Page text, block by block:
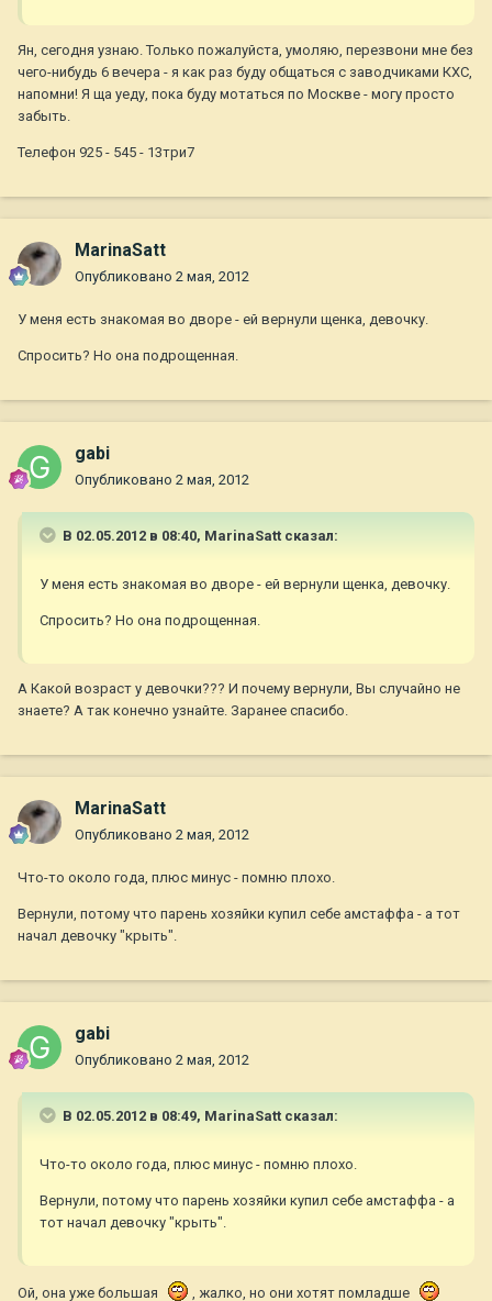
Ян, сегодня узнаю. Только пожалуйста, умоляю, перезвони мне без
чего-нибудь 6 вечера - я как раз буду общаться с заводчиками КХС,
напомни! Я ща уеду, пока буду мотаться по Москве - могу просто
забыть.
Телефон 925 - 545 - 13три7
MarinaSatt
Опубликовано 2 мая, 2012
У меня есть знакомая во дворе - ей вернули щенка, девочку.
Спросить? Но она подрощенная.
gabi
Опубликовано 2 мая, 2012
В 02.05.2012 в 08:40, MarinaSatt сказал:
У меня есть знакомая во дворе - ей вернули щенка, девочку.
Спросить? Но она подрощенная.
А Какой возраст у девочки??? И почему вернули, Вы случайно не
знаете? А так конечно узнайте. Заранее спасибо.
MarinaSatt
Опубликовано 2 мая, 2012
Что-то около года, плюс минус - помню плохо.
Вернули, потому что парень хозяйки купил себе амстаффа - а тот
начал девочку "крыть".
gabi
Опубликовано 2 мая, 2012
В 02.05.2012 в 08:49, MarinaSatt сказал:
Что-то около года, плюс минус - помню плохо.
Вернули, потому что парень хозяйки купил себе амстаффа - а
тот начал девочку "крыть".
Ой, она уже большая , жалко, но они хотят помладше